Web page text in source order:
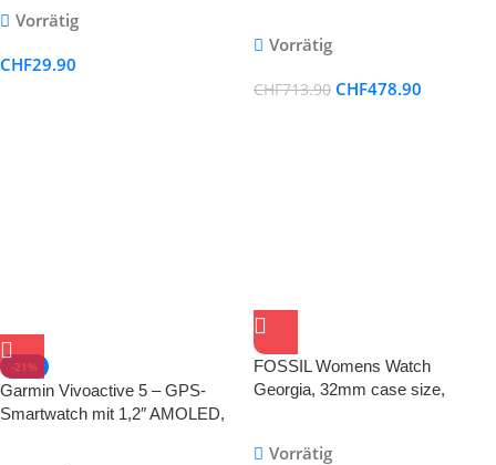
Vorrätig
CHF29.90
Benachrichtigungen + Fossil
Vorrätig
CHF713.90 CHF478.90
-21%
Garmin Vivoactive 5 – GPS-
Smartwatch mit 1,2″ AMOLED,
FOSSIL Womens Watch
Georgia, 32mm case size,
Vorrätig